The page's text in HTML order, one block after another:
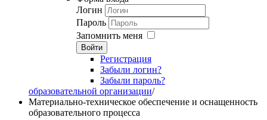
Логин
Пароль
Запомнить меня
Войти
Регистрация
Забыли логин?
Забыли пароль?
образовательной организации/
Материально-техническое обеспечение и оснащенность
образовательного процесса